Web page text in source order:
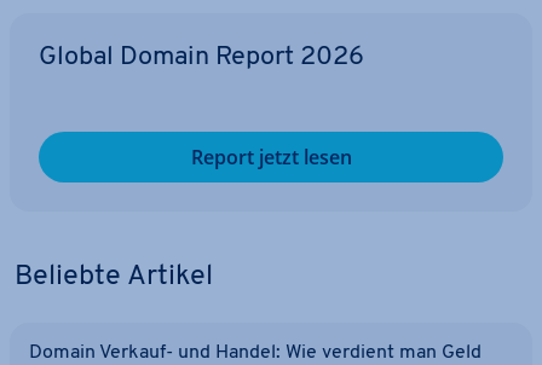
Global Domain Report 2026
Report jetzt lesen
Beliebte Artikel
Domain Verkauf- und Handel: Wie verdient man Geld